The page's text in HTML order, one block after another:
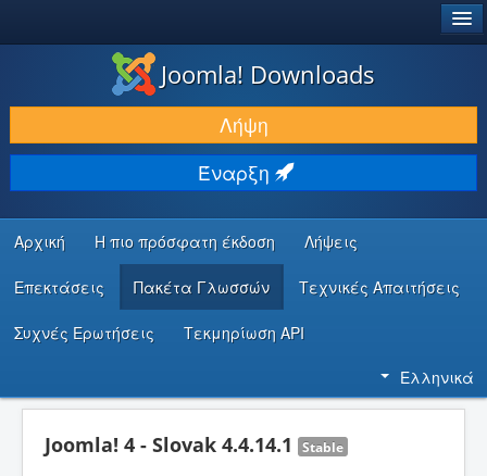
ΛΉΨΕΙΣ & ΕΠΕΚΤΆΣΕΙΣ
ΕΎΡΕΣΗ & ΜΆΘΗΣΗ
ΚΟΙΝΌΤΗΤΑ & ΥΠΟΣΤΉΡΙΞΗ
ΠΌΡΟΙ ΠΡΟΓΡΑΜΜΑΤΙΣΤΏΝ
Joomla! Downloads
Λήψη
Έναρξη
Αρχική Η πιο πρόσφατη έκδοση Λήψεις
Επεκτάσεις Πακέτα Γλωσσών Τεχνικές Απαιτήσεις
Συχνές Ερωτήσεις Τεκμηρίωση API
Ελληνικά
Joomla! 4 - Slovak 4.4.14.1 Stable